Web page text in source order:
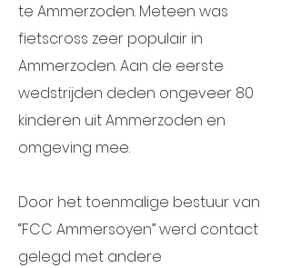
te Ammerzoden. Meteen was
fietscross zeer populair in
Ammerzoden. Aan de eerste
wedstrijden deden ongeveer 80
kinderen uit Ammerzoden en
omgeving mee.
Door het toenmalige bestuur van
“FCC Ammersoyen” werd contact
gelegd met andere